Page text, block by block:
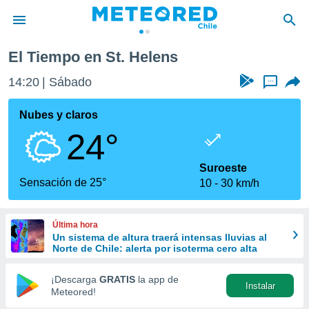
de
por
que se
calidad.
a este
las
y
forma
digital
basada
El Tiempo en St. Helens
14:20 Sábado ...
Nubes y claros
24°
Sensación de 25°
Suroeste
10
30 km/h
Última hora
Un sistema de altura traerá intensas lluvias al
Norte de Chile: alerta por isoterma cero alta
¡Descarga GRATIS la app de
Meteored!
Instalar